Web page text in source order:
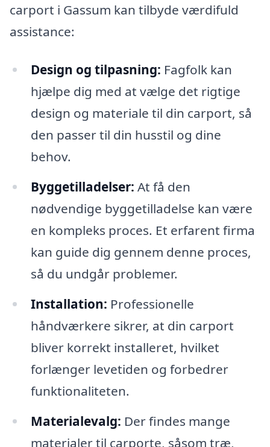
carport i Gassum kan tilbyde værdifuld
assistance:
Design og tilpasning: Fagfolk kan
hjælpe dig med at vælge det rigtige
design og materiale til din carport, så
den passer til din husstil og dine
behov.
Byggetilladelser: At få den
nødvendige byggetilladelse kan være
en kompleks proces. Et erfarent firma
kan guide dig gennem denne proces,
så du undgår problemer.
Installation: Professionelle
håndværkere sikrer, at din carport
bliver korrekt installeret, hvilket
forlænger levetiden og forbedrer
funktionaliteten.
Materialevalg: Der findes mange
materialer til carporte, såsom træ,